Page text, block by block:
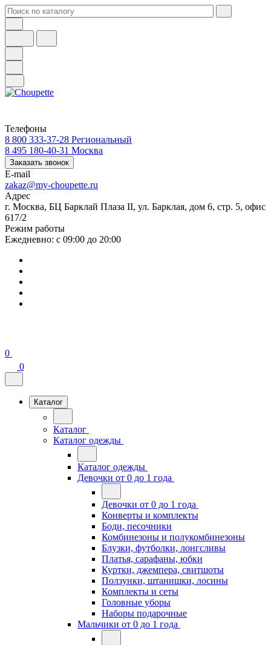
Телефоны
8 800 333-37-28 Региональный
8 495 180-40-31 Москва
Заказать звонок
E-mail
zakaz@my-choupette.ru
Адрес
г. Москва, БЦ Барклай Плаза II, ул. Барклая, дом 6, стр. 5, офис
617/2
Режим работы
Ежедневно: с 09:00 до 20:00
0
0
Каталог
Каталог
Каталог одежды
Каталог одежды
Девочки от 0 до 1 года
Девочки от 0 до 1 года
Конверты и комплекты
Боди, песочники
Комбинезоны и полукомбинезоны
Блузки, футболки, лонгсливы
Платья, сарафаны, юбки
Куртки, джемпера, свитшоты
Ползунки, штанишки, лосины
Комплекты и сеты
Головные уборы
Наборы подарочные
Мальчики от 0 до 1 года